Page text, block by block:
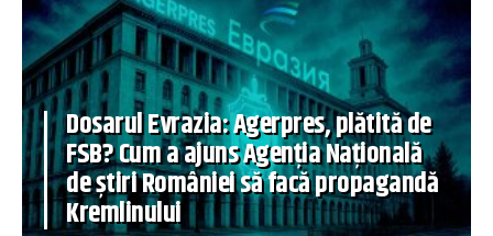
Dosarul Evrazia: Agerpres, plătită de
FSB? Cum a ajuns Agenția Națională
de știri României să facă propagandă
Kremlinului